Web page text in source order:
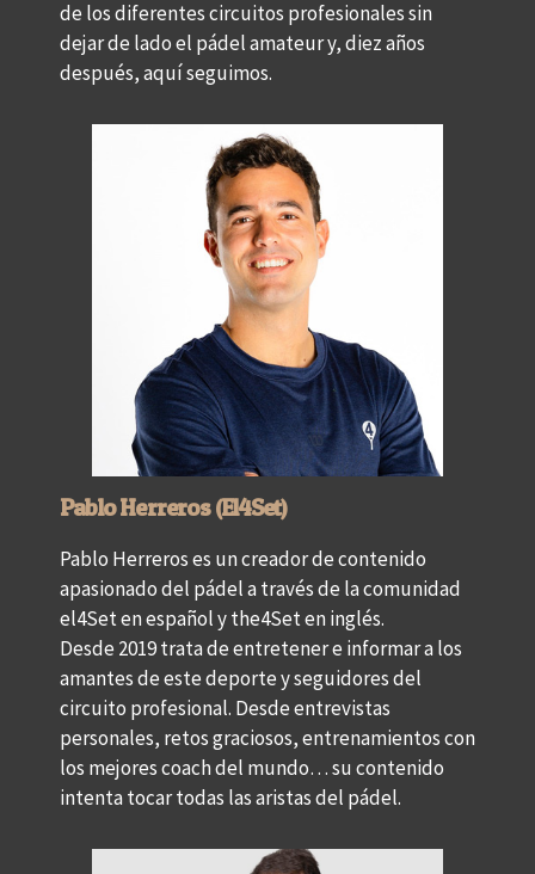
de los diferentes circuitos profesionales sin
dejar de lado el pádel amateur y, diez años
después, aquí seguimos.
Pablo Herreros (El4Set)
Pablo Herreros es un creador de contenido
apasionado del pádel a través de la comunidad
el4Set en español y the4Set en inglés.
Desde 2019 trata de entretener e informar a los
amantes de este deporte y seguidores del
circuito profesional. Desde entrevistas
personales, retos graciosos, entrenamientos con
los mejores coach del mundo… su contenido
intenta tocar todas las aristas del pádel.